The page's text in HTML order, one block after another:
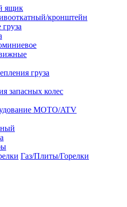
ящик
кронштейн
груза
запасных колес
MOTO/ATV
Газ/Плиты/Горелки